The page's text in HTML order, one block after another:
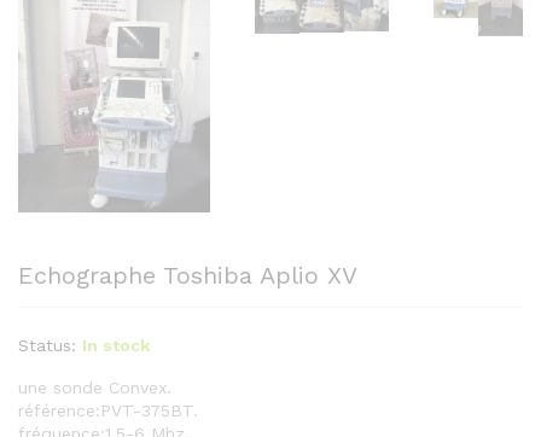
Echographe Toshiba Aplio XV
Status: In stock
une sonde Convex.
référence:PVT-375BT.
fréquence:1.5-6 Mhz.